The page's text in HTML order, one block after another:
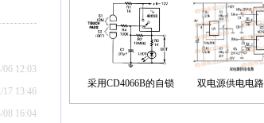
06 12:03
17 13:46
08 16:04
制简化了对降压LED稳
压器的补偿
路
采用CD4066B的自锁
式触摸开关电路
双电源供电电